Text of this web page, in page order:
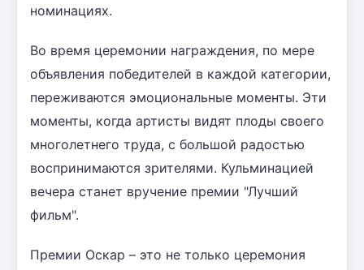
номинациях.
Во время церемонии награждения, по мере
объявления победителей в каждой категории,
переживаются эмоциональные моменты. Эти
моменты, когда артисты видят плоды своего
многолетнего труда, с большой радостью
воспринимаются зрителями. Кульминацией
вечера станет вручение премии "Лучший
фильм".
Премии Оскар – это не только церемония